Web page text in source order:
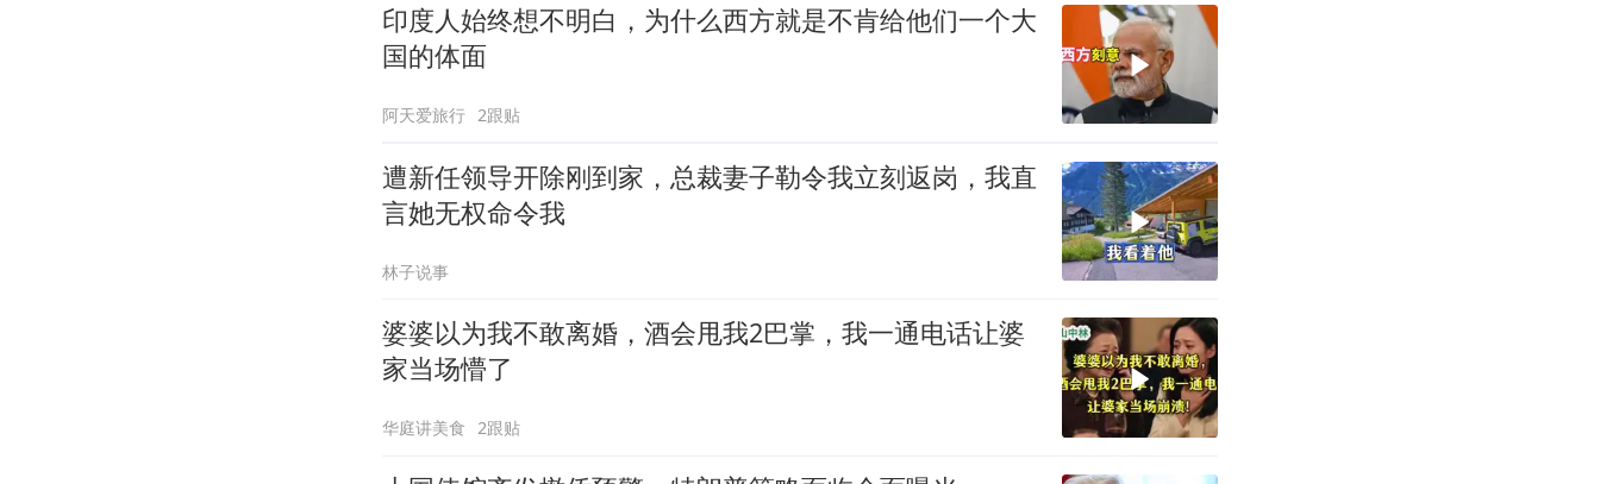
印度人始终想不明白，为什么西方就是不肯给他们一个大
国的体面
阿天爱旅行 2跟贴
遭新任领导开除刚到家，总裁妻子勒令我立刻返岗，我直
言她无权命令我
林子说事
婆婆以为我不敢离婚，酒会甩我2巴掌，我一通电话让婆
家当场懵了
华庭讲美食 2跟贴